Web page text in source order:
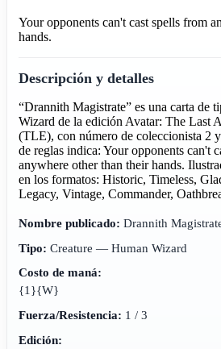
Your opponents can't cast spells from
hands.
Descripción y detalles
“Drannith Magistrate” es una carta de
Wizard de la edición Avatar: The Last
(TLE), con número de coleccionista 2
de reglas indica: Your opponents can't
anywhere other than their hands.
en los formatos: Historic, Timeless,
Legacy, Vintage, Commander,
Nombre publicado: Drannith
Tipo: Creature — Human Wizard
Costo de maná:
{1}{W}
Fuerza/Resistencia: 1 / 3
Edición: